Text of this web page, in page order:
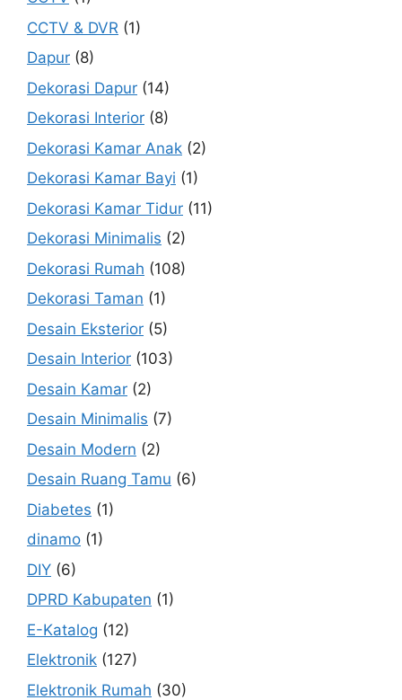
CCTV & DVR (1)
Dapur (8)
Dekorasi Dapur (14)
Dekorasi Interior (8)
Dekorasi Kamar Anak (2)
Dekorasi Kamar Bayi (1)
Dekorasi Kamar Tidur (11)
Dekorasi Minimalis (2)
Dekorasi Rumah (108)
Dekorasi Taman (1)
Desain Eksterior (5)
Desain Interior (103)
Desain Kamar (2)
Desain Minimalis (7)
Desain Modern (2)
Desain Ruang Tamu (6)
Diabetes (1)
dinamo (1)
DIY (6)
DPRD Kabupaten (1)
E-Katalog (12)
Elektronik (127)
Elektronik Rumah (30)